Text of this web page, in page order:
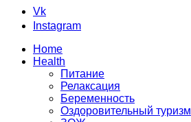
Vk
Instagram
Home
Health
Питание
Релаксация
Беременность
Оздоровительный туризм